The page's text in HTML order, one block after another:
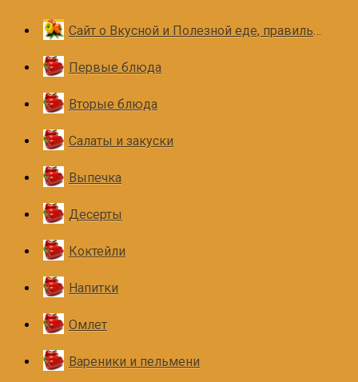
Сайт о Вкусной и Полезной еде, правильном и здоровом питании
Первые блюда
Вторые блюда
Салаты и закуски
Выпечка
Десерты
Коктейли
Напитки
Омлет
Вареники и пельмени